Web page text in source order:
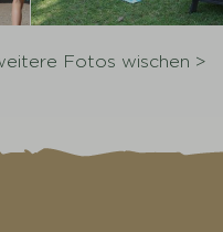
Fotos wischen >